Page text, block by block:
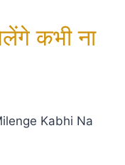
कभी ना
Kabhi Na